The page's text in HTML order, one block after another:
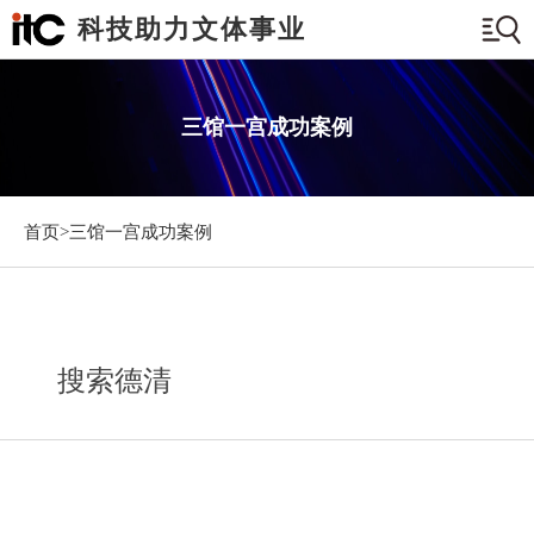
科技助力文体事业
三馆一宫成功案例
首页>三馆一宫成功案例
搜索德清